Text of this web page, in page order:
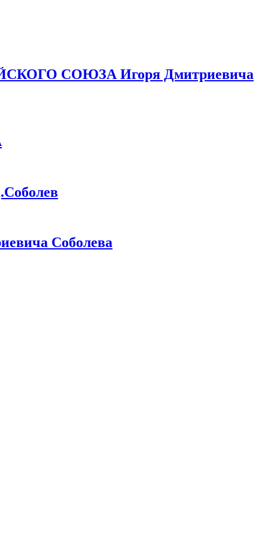
СОЮЗА Игоря Дмитриевича
Соболева